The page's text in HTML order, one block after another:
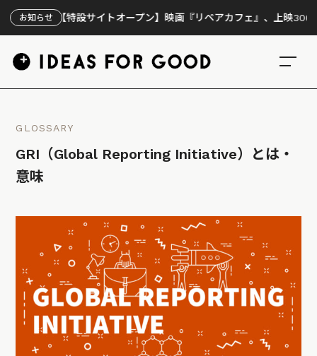
お知らせ
【特設サイトオープン】映画『リペアカフェ』、上映300回の先で
GLOSSARY
GRI（Global Reporting Initiative）とは・
意味